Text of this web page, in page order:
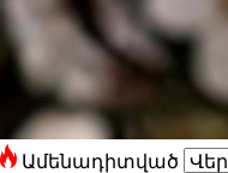
Ամենադիտված